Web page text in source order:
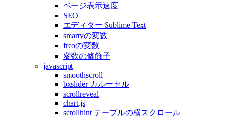
ページ表示速度
SEO
エディター Sublime Text
smartyの変数
freoの変数
変数の修飾子
javascript
smoothscroll
bxslider カルーセル
scrollreveal
chart.js
scrollhint テーブルの横スクロール